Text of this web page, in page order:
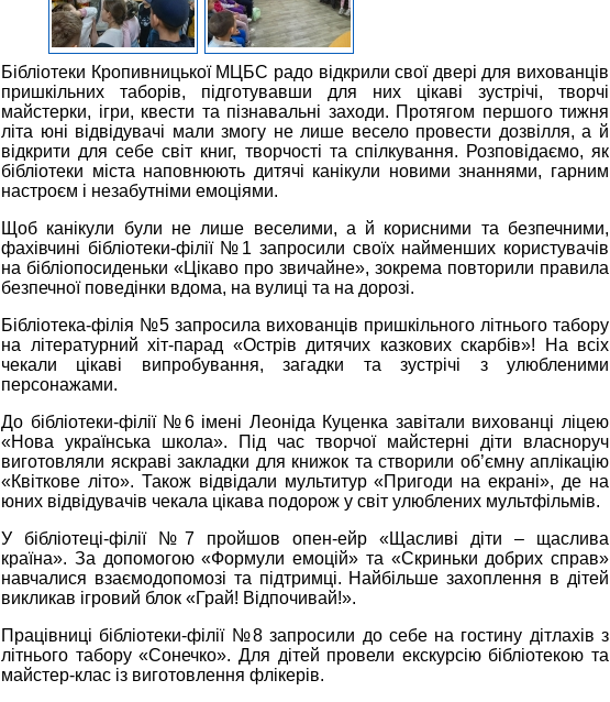
Бібліотеки Кропивницької МЦБС радо відкрили свої двері для вихованців
пришкільних таборів, підготувавши для них цікаві зустрічі, творчі
майстерки, ігри, квести та пізнавальні заходи. Протягом першого тижня
літа юні відвідувачі мали змогу не лише весело провести дозвілля, а й
відкрити для себе світ книг, творчості та спілкування. Розповідаємо, як
бібліотеки міста наповнюють дитячі канікули новими знаннями, гарним
настроєм і незабутніми емоціями.
Щоб канікули були не лише веселими, а й корисними та безпечними,
фахівчині бібліотеки-філії №1 запросили своїх найменших користувачів
на бібліопосиденьки «Цікаво про звичайне», зокрема повторили правила
безпечної поведінки вдома, на вулиці та на дорозі.
Бібліотека-філія №5 запросила вихованців пришкільного літнього табору
на літературний хіт-парад «Острів дитячих казкових скарбів»! На всіх
чекали цікаві випробування, загадки та зустрічі з улюбленими
персонажами.
До бібліотеки-філії №6 імені Леоніда Куценка завітали вихованці ліцею
«Нова українська школа». Під час творчої майстерні діти власноруч
виготовляли яскраві закладки для книжок та створили об’ємну аплікацію
«Квіткове літо». Також відвідали мультитур «Пригоди на екрані», де на
юних відвідувачів чекала цікава подорож у світ улюблених мультфільмів.
У бібліотеці-філії №7 пройшов опен-ейр «Щасливі діти – щаслива
країна». За допомогою «Формули емоцій» та «Скриньки добрих справ»
навчалися взаємодопомозі та підтримці. Найбільше захоплення в дітей
викликав ігровий блок «Грай! Відпочивай!».
Працівниці бібліотеки-філії №8 запросили до себе на гостину дітлахів з
літнього табору «Сонечко». Для дітей провели екскурсію бібліотекою та
майстер-клас із виготовлення флікерів.